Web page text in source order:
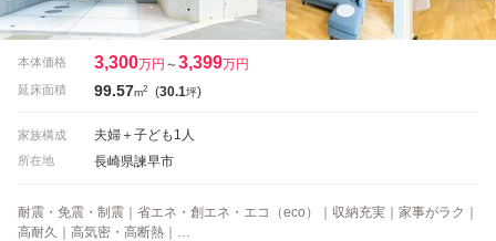
本体価格 3,300万円 ～3,399万円
延床面積 99.57m2 (30.1坪)
家族構成 夫婦＋子ども1人
所在地 長崎県諫早市
耐震・免震・制震｜省エネ・創エネ・エコ（eco）｜収納充実｜家事がラク｜
高耐久｜高気密・高断熱｜…